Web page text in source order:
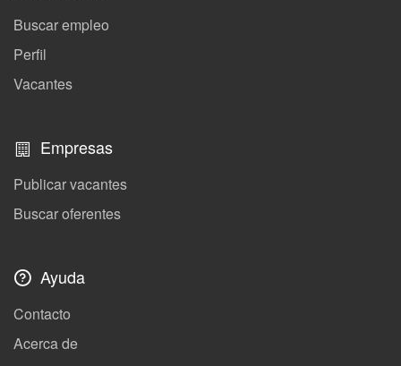
Buscar empleo
Perfil
Vacantes
Empresas
Publicar vacantes
Buscar oferentes
Ayuda
Contacto
Acerca de